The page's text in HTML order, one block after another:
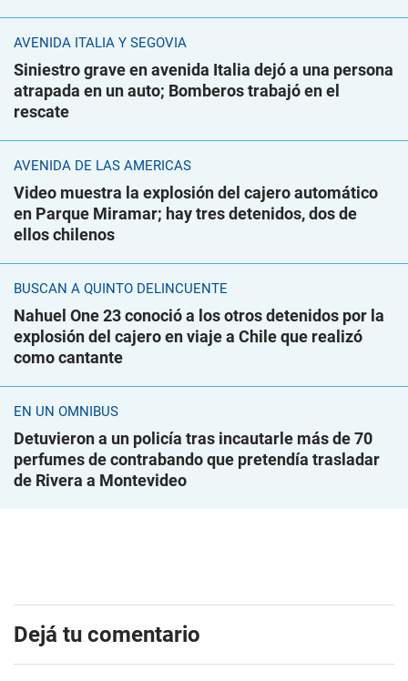
AVENIDA ITALIA Y SEGOVIA
Siniestro grave en avenida Italia dejó a una persona
atrapada en un auto; Bomberos trabajó en el
rescate
AVENIDA DE LAS AMÉRICAS
Video muestra la explosión del cajero automático
en Parque Miramar; hay tres detenidos, dos de
ellos chilenos
BUSCAN A QUINTO DELINCUENTE
Nahuel One 23 conoció a los otros detenidos por la
explosión del cajero en viaje a Chile que realizó
como cantante
EN UN ÓMNIBUS
Detuvieron a un policía tras incautarle más de 70
perfumes de contrabando que pretendía trasladar
de Rivera a Montevideo
Dejá tu comentario